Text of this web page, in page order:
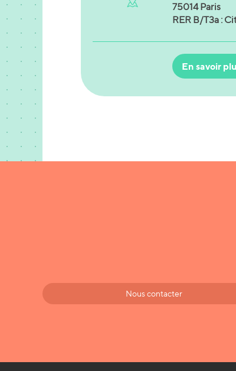
75014 Paris
RER B/T3a :
En savoir
Nous contacter